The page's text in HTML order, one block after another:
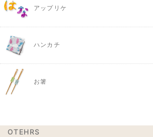
アップリケ
ハンカチ
お箸
OTEHRS